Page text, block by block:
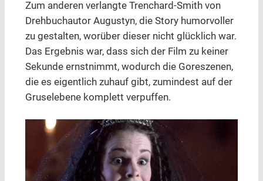
Zum anderen verlangte Trenchard-Smith von
Drehbuchautor Augustyn, die Story humorvoller
zu gestalten, worüber dieser nicht glücklich war.
Das Ergebnis war, dass sich der Film zu keiner
Sekunde ernstnimmt, wodurch die Goreszenen,
die es eigentlich zuhauf gibt, zumindest auf der
Gruselebene komplett verpuffen.